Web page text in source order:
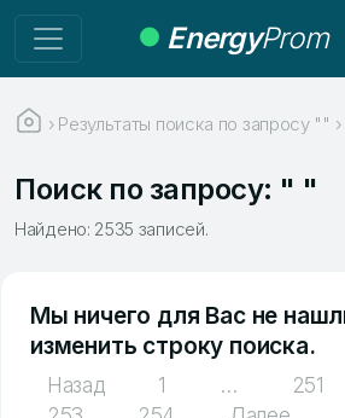
EnergyProm
› Результаты поиска по запросу "" ›
Поиск по запросу: " "
Найдено: 2535 записей.
Мы ничего для Вас не
изменить строку поиска.
Пагинация
Назад 1 … 251